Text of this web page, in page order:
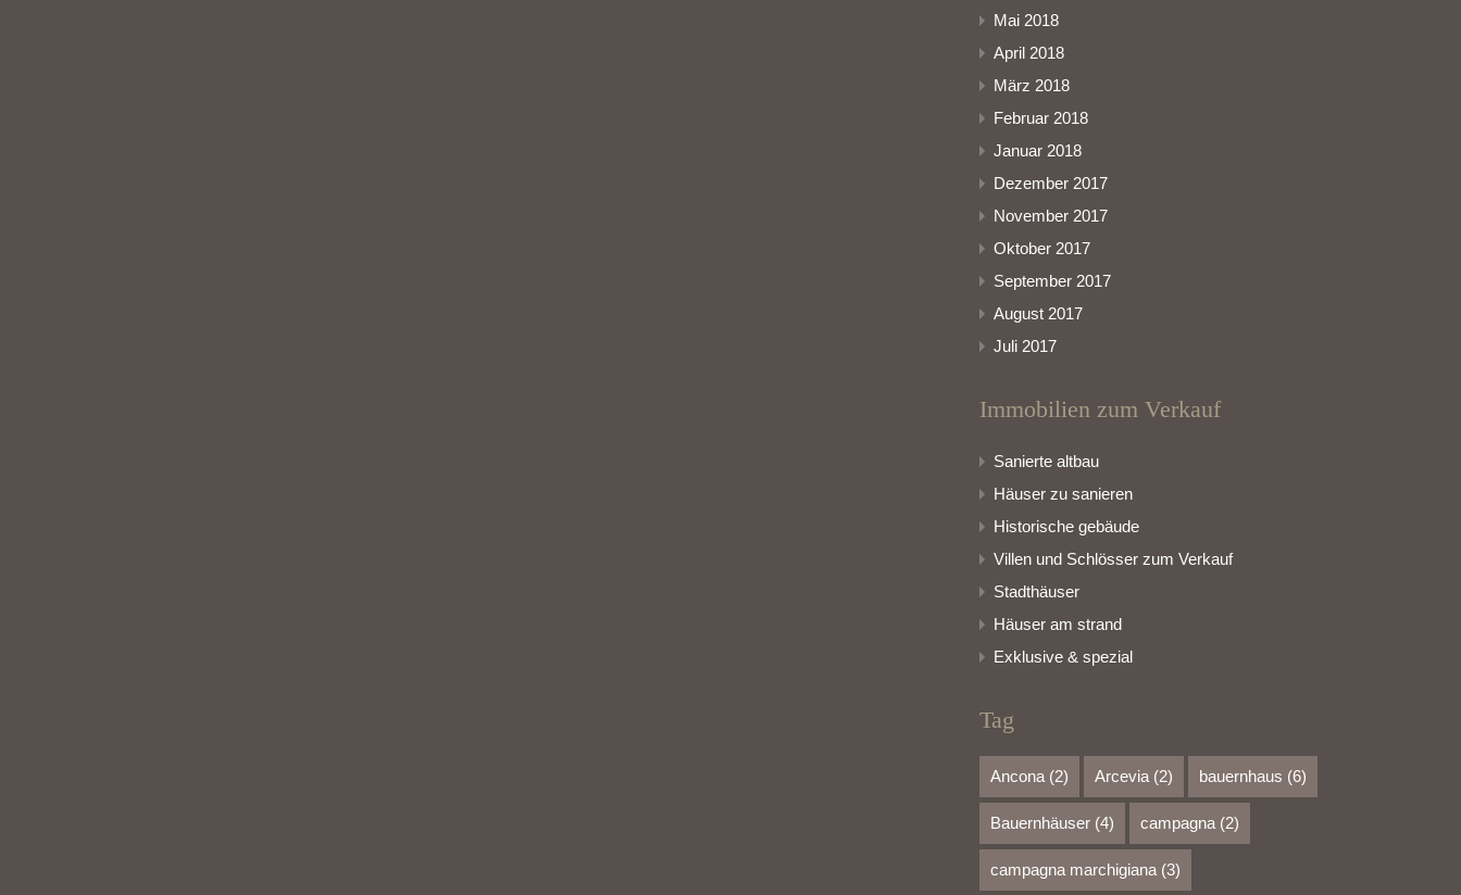
Mai 2018
April 2018
März 2018
Februar 2018
Januar 2018
Dezember 2017
November 2017
Oktober 2017
September 2017
August 2017
Juli 2017
Immobilien zum Verkauf
Sanierte altbau
Häuser zu sanieren
Historische gebäude
Villen und Schlösser zum Verkauf
Stadthäuser
Häuser am strand
Exklusive & spezial
Tag
Ancona(2) Arcevia(2) bauernhaus (6)
Bauernhäuser(4) campagna(2)
campagna marchigiana(3)